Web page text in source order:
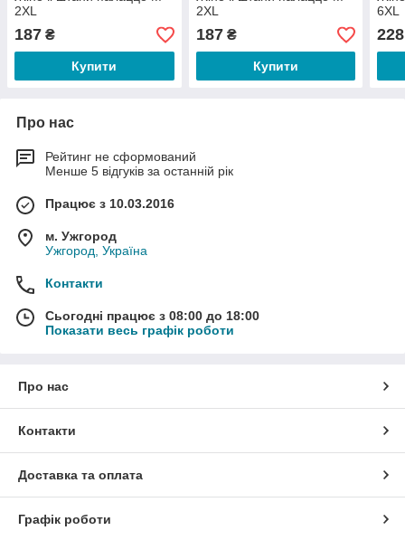
2XL
187 ₴
Купити
2XL
187₴
Купити
6XL
228
Про нас
Рейтинг не сформований
Менше 5 відгуків за останній рік
Працює з 10.03.2016
м. Ужгород
Ужгород, Україна
Контакти
Сьогодні працює з 08:00 до 18:00
Показати весь графік роботи
Про нас
Контакти
Доставка та оплата
Графік роботи